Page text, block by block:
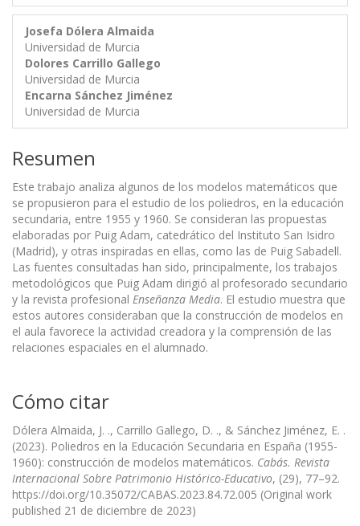
Josefa Dólera Almaida
Universidad de Murcia
Dolores Carrillo Gallego
Universidad de Murcia
Encarna Sánchez Jiménez
Universidad de Murcia
Resumen
Este trabajo analiza algunos de los modelos matemáticos que
se propusieron para el estudio de los poliedros, en la educación
secundaria, entre 1955 y 1960. Se consideran las propuestas
elaboradas por Puig Adam, catedrático del Instituto San Isidro
(Madrid), y otras inspiradas en ellas, como las de Puig Sabadell.
Las fuentes consultadas han sido, principalmente, los trabajos
metodológicos que Puig Adam dirigió al profesorado secundario
y la revista profesional Enseñanza Media. El estudio muestra que
estos autores consideraban que la construcción de modelos en
el aula favorece la actividad creadora y la comprensión de las
relaciones espaciales en el alumnado.
Cómo citar
Dólera Almaida, J. ., Carrillo Gallego, D. ., & Sánchez Jiménez, E. .
(2023). Poliedros en la Educación Secundaria en España (1955-
1960): construcción de modelos matemáticos. Cabás. Revista
Internacional Sobre Patrimonio Histórico-Educativo, (29), 77–92.
https://doi.org/10.35072/CABAS.2023.84.72.005 (Original work
published 21 de diciembre de 2023)